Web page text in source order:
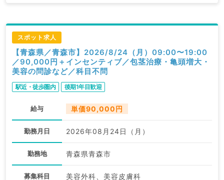
スポット求人
【青森県／青森市】2026/8/24（月）09:00〜19:00
／90,000円＋インセンティブ／包茎治療・亀頭増大・
美容の問診など／科目不問
駅近・徒歩圏内 後期1年目歓迎
給与 単価90,000円
勤務月日 2026年08月24日（月）
勤務地 青森県青森市
募集科目 美容外科、美容皮膚科